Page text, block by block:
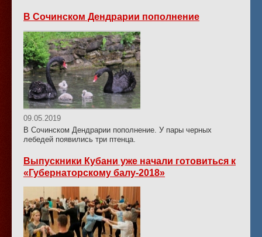
В Сочинском Дендрарии пополнение
09.05.2019
В Сочинском Дендрарии пополнение. У пары черных
лебедей появились три птенца.
Выпускники Кубани уже начали готовиться к
«Губернаторскому балу-2018»